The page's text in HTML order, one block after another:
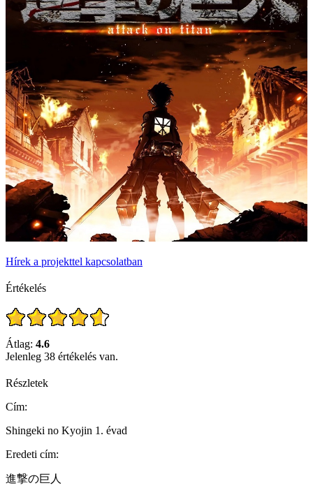
Hírek a projekttel kapcsolatban
Értékelés
Átlag: 4.6
Jelenleg 38 értékelés van.
Részletek
Cím:
Shingeki no Kyojin 1. évad
Eredeti cím:
進撃の巨人